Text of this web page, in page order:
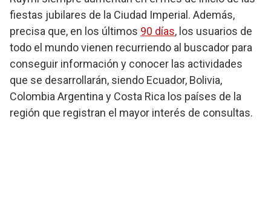
fiestas jubilares de la Ciudad Imperial. Además,
precisa que, en los últimos 90 días, los usuarios de
todo el mundo vienen recurriendo al buscador para
conseguir información y conocer las actividades
que se desarrollarán, siendo Ecuador, Bolivia,
Colombia Argentina y Costa Rica los países de la
región que registran el mayor interés de consultas.